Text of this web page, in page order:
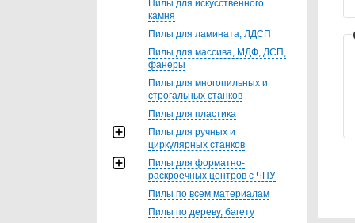
Пилы для искусственного
камня
Пилы для ламината, ЛДСП
Пилы для массива, МДФ, ДСП,
фанеры
Пилы для многопильных и
строгальных станков
Пилы для пластика
Пилы для ручных и
циркулярных станков
Пилы для форматно-
раскроечных центров с ЧПУ
Пилы по всем материалам
Пилы по дереву, багету